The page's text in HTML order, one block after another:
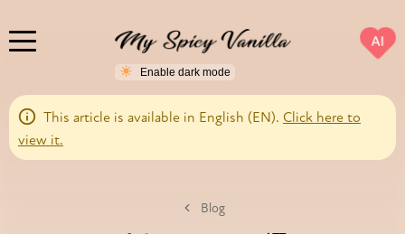
AI
This article is available in English (EN). Click here to
view it.
Blog